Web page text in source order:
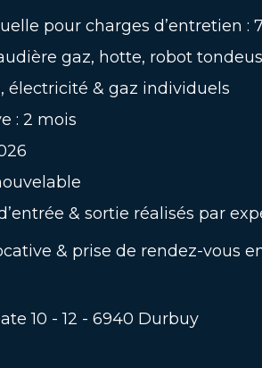
pour charges d’entretien
gaz, hotte, robot
électricité & gaz individuels
: 2 mois
& sortie réalisés par
& prise de rendez-vous
10 - 12 - 6940 Durbuy